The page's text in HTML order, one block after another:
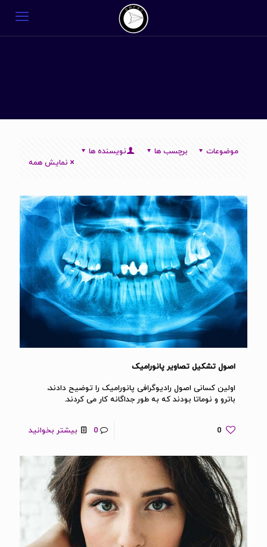
موضوعات برچسب ها
نویسنده ها
نمایش همه
اصول تشکیل تصاویر پانورامیک
اولین کسانی اصول رادیوگرافی پانورامیک را توضیح دادند،
باترو و نوماتا بودند که به طور جداگانه کار می کردند.
0
0 بیشتر بخوانید